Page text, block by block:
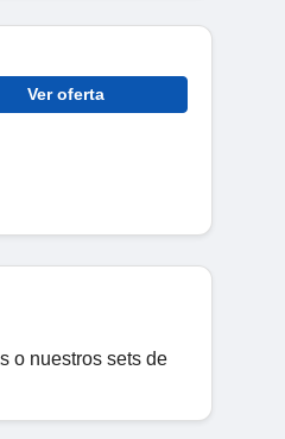
Ver oferta
o nuestros sets de